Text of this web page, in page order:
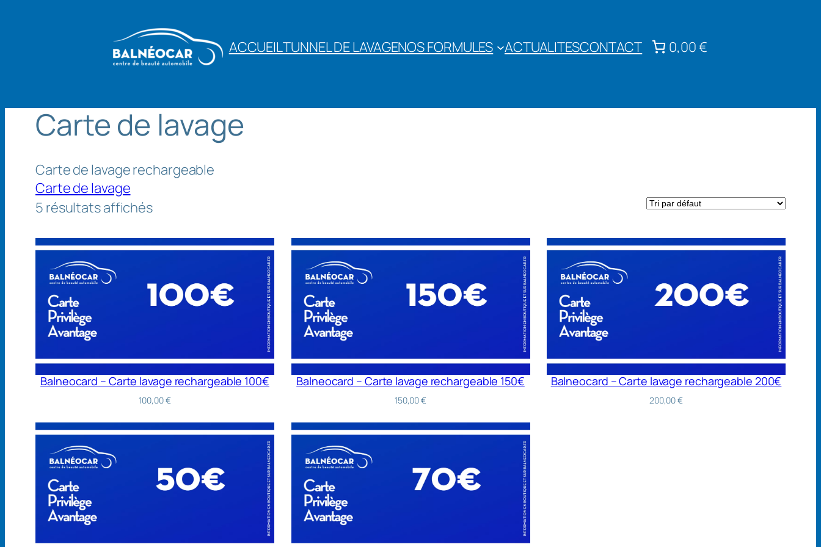
ACCUEILTUNNEL DE LAVAGENOS FORMULES ACTUALITESCONTACT 0,00 €
Carte de lavage
Carte de lavage rechargeable
Carte de lavage
5 résultats affichés
Balneocard – Carte lavage rechargeable 100€
100,00€
Balneocard – Carte lavage rechargeable 150€
150,00€
Balneocard – Carte lavage rechargeable 200€
200,00€